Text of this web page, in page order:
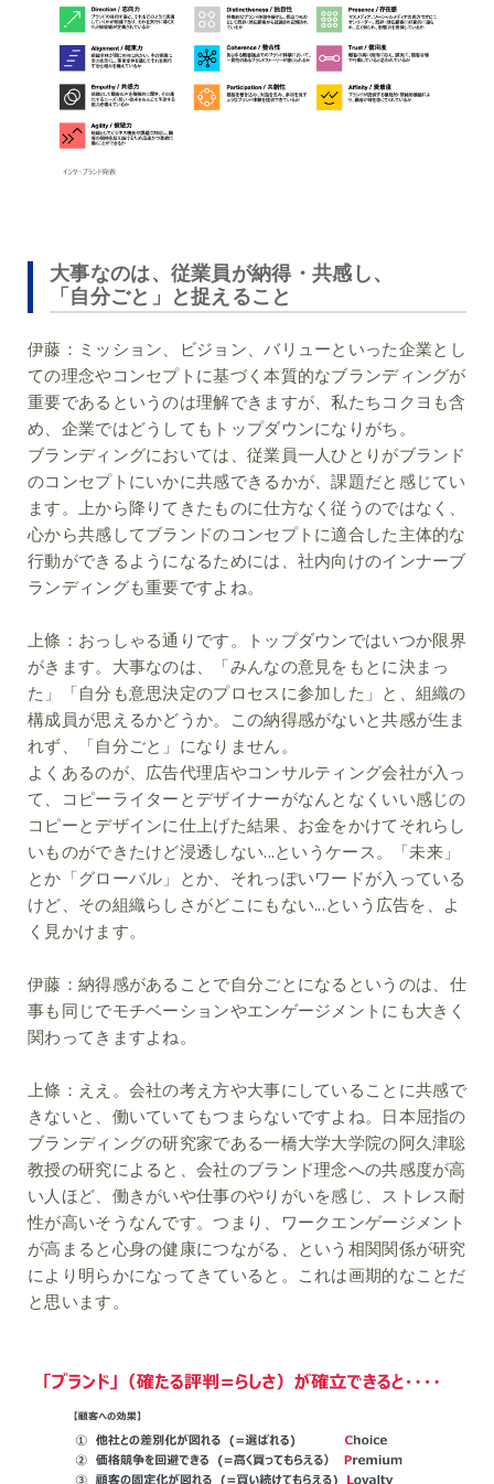
大事なのは、従業員が納得・共感し、
「自分ごと」と捉えること
伊藤： ミッション、ビジョン、バリューといった企業とし
ての理念やコンセプトに基づく本質的なブランディングが
重要であるというのは理解できますが、私たちコクヨも含
め、企業ではどうしてもトップダウンになりがち。
ブランディングにおいては、従業員一人ひとりがブランド
のコンセプトにいかに共感できるかが、課題だと感じてい
ます。上から降りてきたものに仕方なく従うのではなく、
心から共感してブランドのコンセプトに適合した主体的な
行動ができるようになるためには、社内向けのインナーブ
ランディングも重要ですよね。
上條： おっしゃる通りです。トップダウンではいつか限界
がきます。大事なのは、「みんなの意見をもとに決まっ
た」「自分も意思決定のプロセスに参加した」と、組織の
構成員が思えるかどうか。この納得感がないと共感が生ま
れず、「自分ごと」になりません。
よくあるのが、広告代理店やコンサルティング会社が入っ
て、コピーライターとデザイナーがなんとなくいい感じの
コピーとデザインに仕上げた結果、お金をかけてそれらし
いものができたけど浸透しない...というケース。「未来」
とか「グローバル」とか、それっぽいワードが入っている
けど、その組織らしさがどこにもない...という広告を、よ
く見かけます。
伊藤： 納得感があることで自分ごとになるというのは、仕
事も同じでモチベーションやエンゲージメントにも大きく
関わってきますよね。
上條： ええ。会社の考え方や大事にしていることに共感で
きないと、働いていてもつまらないですよね。日本屈指の
ブランディングの研究家である一橋大学大学院の阿久津聡
教授の研究によると、会社のブランド理念への共感度が高
い人ほど、働きがいや仕事のやりがいを感じ、ストレス耐
性が高いそうなんです。つまり、ワークエンゲージメント
が高まると心身の健康につながる、という相関関係が研究
により明らかになってきていると。これは画期的なことだ
と思います。